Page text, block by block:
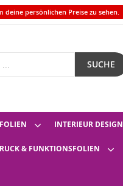
deine persönlichen Preise zu sehen.
SUCHE
INTERIEUR DESIGN
& FUNKTIONSFOLIEN